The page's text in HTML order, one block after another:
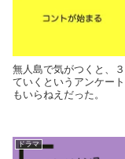
無人島で気がつくと、３人が同
ていくというアンケートで何を答え
もいらねえだった。
ドラマ